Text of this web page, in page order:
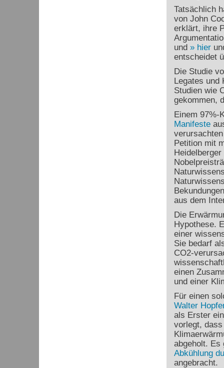
Tatsächlich
von John
erklärt, ihre
und
hier
entscheidet
Die Studie
Legates und
Studien wie
gekommen,
Einem 97%-
Manifeste
Petition mit
aus dem
Die
Hypothese.
einer
Sie bedarf
CO2-
einen
und einer
Für einen
Walter
als Erster
vorlegt,
abgeholt. Es
Abkühlung
angebracht.